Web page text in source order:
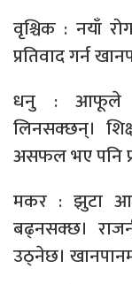
वृश्चिक : नयाँ
प्रतिवाद गर्न
धनु : आफूले
लिनसक्छन्।
असफल भए पनि
मकर : झुटा
बढ्नसक्छ।
उठ्नेछ।